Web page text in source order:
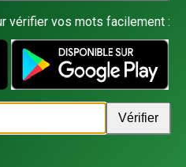
vérifier vos mots facilement :